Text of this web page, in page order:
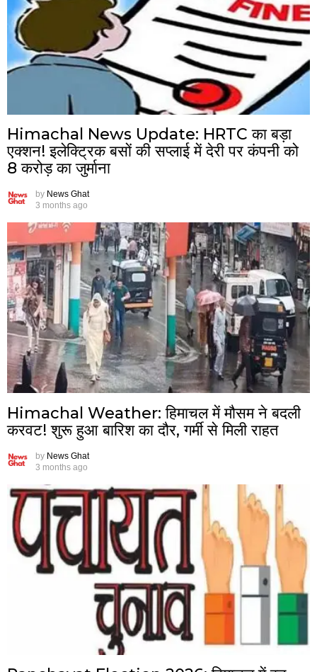
Himachal News Update: HRTC का बड़ा
एक्शन! इलेक्ट्रिक बसों की सप्लाई में देरी पर कंपनी को
8 करोड़ का जुर्माना
by News Ghat
3 months ago
Himachal Weather: हिमाचल में मौसम ने बदली
करवट! शुरू हुआ बारिश का दौर, गर्मी से मिली राहत
by News Ghat
3 months ago